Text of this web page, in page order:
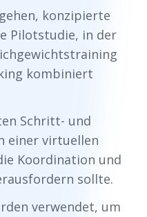
konzipierte
Pilotstudie, in der
kombiniert
Schritt- und
einer virtuellen
Koordination und
sollte.
verwendet, um